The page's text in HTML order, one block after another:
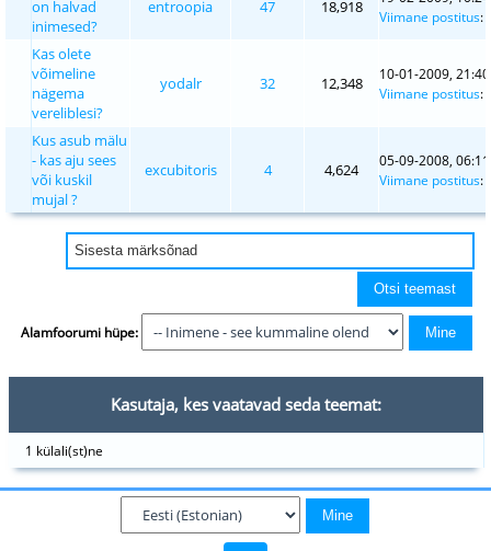
on halvad
inimesed?
entroopia 47 18,918
Viimane postitus:
Kas olete
võimeline
nägema
vereliblesi?
yodalr 32 12,348
10-01-2009, 21:40
Viimane postitus:
Kus asub mälu
- kas aju sees
või kuskil
mujal ?
excubitoris 4 4,624
05-09-2008, 06:11
Viimane postitus:
Alamfoorumi hüpe:
Kasutaja, kes vaatavad seda teemat:
1 külali(st)ne